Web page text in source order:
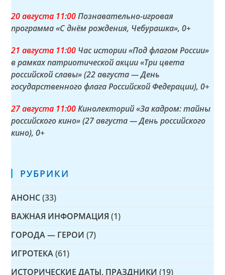
20 августа 11:00Познавательно-игровая
программа «С днём рождения, Чебурашка», 0+
21 августа 11:00 Час истории «Под флагом России»
в рамках патриотической акции «Три цвета
российской славы» (22 августа — День
государственного флага Российской Федерации), 0+
27 августа 11:00Кинолекторий «За кадром: тайны
российского кино» (27 августа — День российского
кино), 0+
РУБРИКИ
АНОНС (33)
ВАЖНАЯ ИНФОРМАЦИЯ (1)
ГОРОДА — ГЕРОИ (7)
ИГРОТЕКА (61)
ИСТОРИЧЕСКИЕ ДАТЫ, ПРАЗДНИКИ (19)